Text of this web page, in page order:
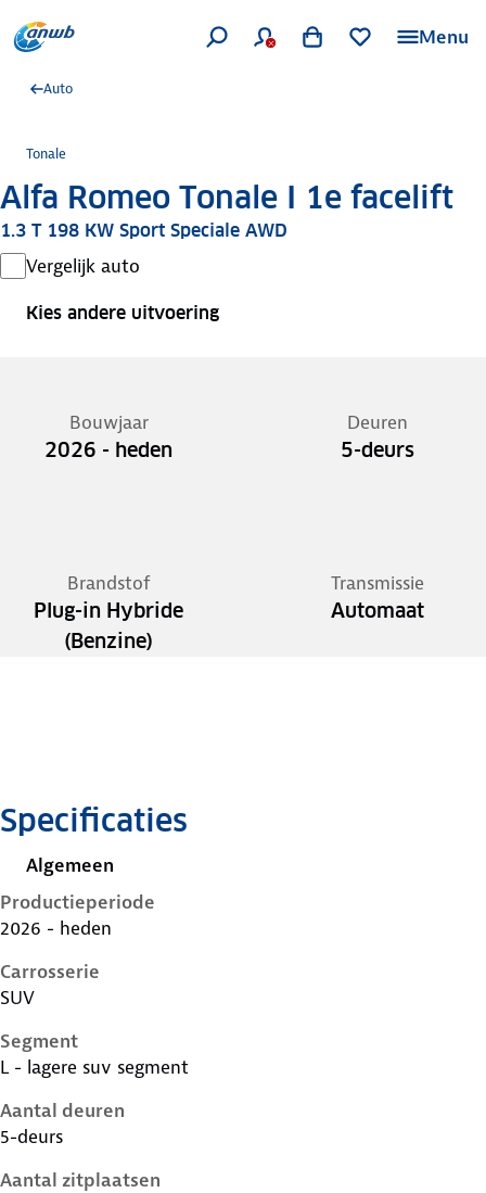
Menu
Auto
Tonale
Alfa Romeo Tonale I 1e facelift
1.3 T 198 KW Sport Speciale AWD
Vergelijk auto
Kies andere uitvoering
Bouwjaar
2026 - heden
Deuren
5-deurs
Brandstof
Plug-in Hybride
(Benzine)
Transmissie
Automaat
Specificaties
Algemeen
Productieperiode
2026 - heden
Carrosserie
SUV
Segment
L - lagere suv segment
Aantal deuren
5-deurs
Aantal zitplaatsen